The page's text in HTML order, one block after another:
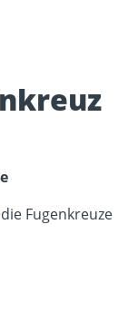
Fugenkreuze